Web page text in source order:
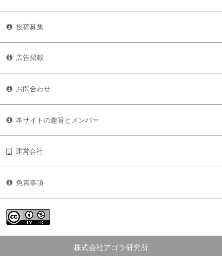
投稿募集
広告掲載
お問合わせ
本サイトの趣旨とメンバー
運営会社
免責事項
株式会社アゴラ研究所